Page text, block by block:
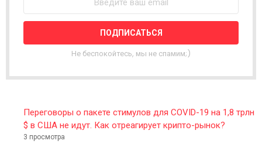
L
E
T
R
Не беспокойтесь, мы не спамим;)
Переговоры о пакете стимулов для COVID-19 на 1,8 трлн
$ в США не идут. Как отреагирует крипто-рынок?
3 просмотра